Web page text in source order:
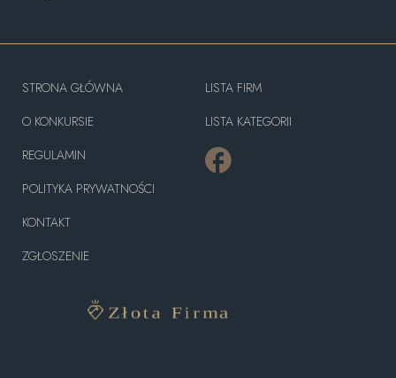
STRONA GŁÓWNA
O KONKURSIE
REGULAMIN
POLITYKA PRYWATNOŚCI
KONTAKT
ZGŁOSZENIE
LISTA FIRM
LISTA KATEGORII